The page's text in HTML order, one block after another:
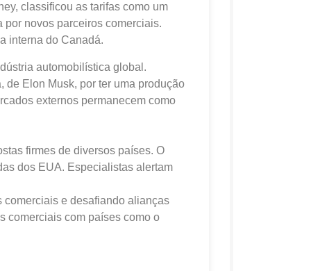
classificou as tarifas como um
por novos parceiros comerciais.
interna do Canadá.
automobilística global.
de Elon Musk, por ter uma produção
externos permanecem como
firmes de diversos países. O
dos EUA. Especialistas alertam
comerciais e desafiando alianças
comerciais com países como o